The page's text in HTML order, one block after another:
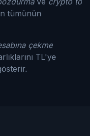
tümünün
çekme
TL'ye